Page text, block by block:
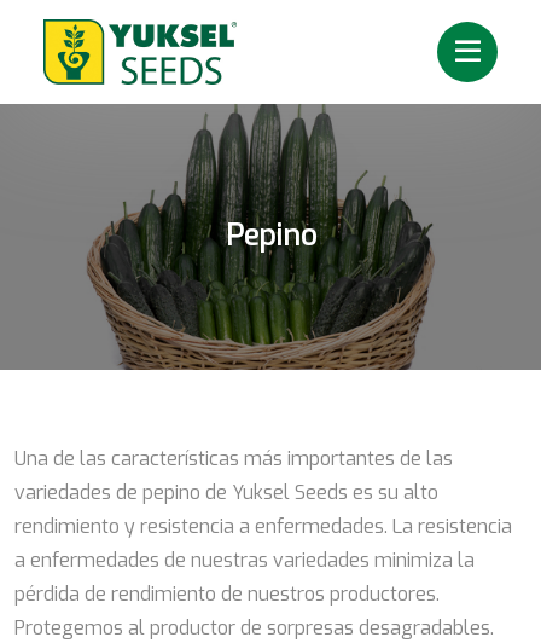
Pepino
Una de las características más importantes de las
variedades de pepino de Yuksel Seeds es su alto
rendimiento y resistencia a enfermedades. La resistencia
a enfermedades de nuestras variedades minimiza la
pérdida de rendimiento de nuestros productores.
Protegemos al productor de sorpresas desagradables.